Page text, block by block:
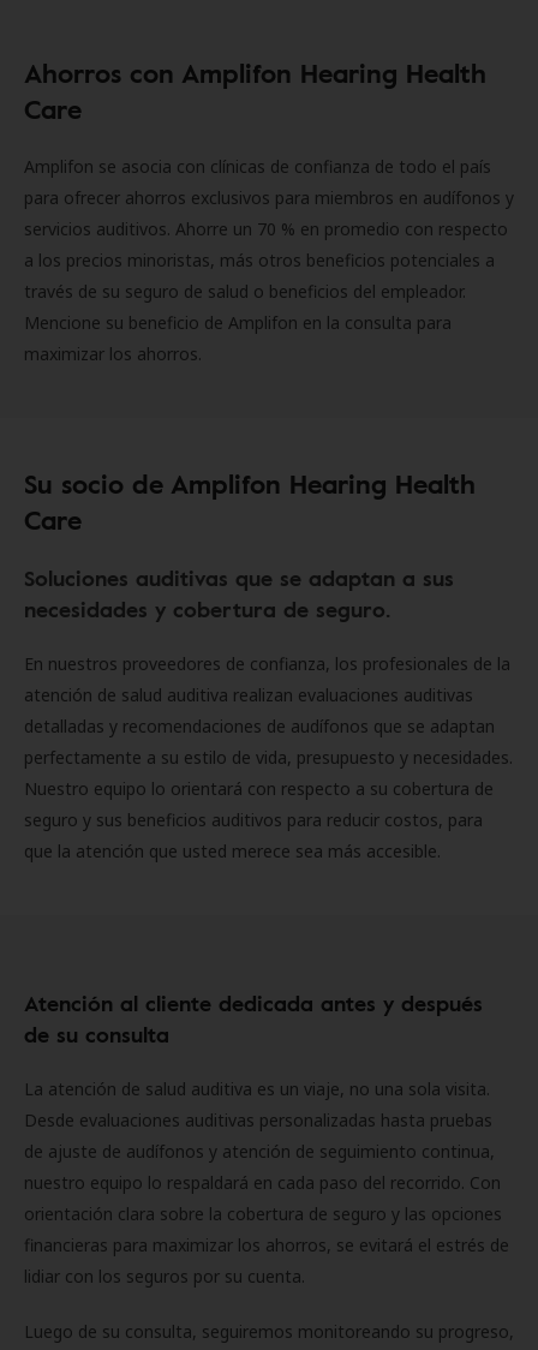
Ahorros con Amplifon Hearing Health
Care
Amplifon se asocia con clínicas de confianza de todo el país
para ofrecer ahorros exclusivos para miembros en audífonos y
servicios auditivos. Ahorre un 70 % en promedio con respecto
a los precios minoristas, más otros beneficios potenciales a
través de su seguro de salud o beneficios del empleador.
Mencione su beneficio de Amplifon en la consulta para
maximizar los ahorros.
Su socio de Amplifon Hearing Health
Care
Soluciones auditivas que se adaptan a sus
necesidades y cobertura de seguro.
En nuestros proveedores de confianza, los profesionales de la
atención de salud auditiva realizan evaluaciones auditivas
detalladas y recomendaciones de audífonos que se adaptan
perfectamente a su estilo de vida, presupuesto y necesidades.
Nuestro equipo lo orientará con respecto a su cobertura de
seguro y sus beneficios auditivos para reducir costos, para
que la atención que usted merece sea más accesible.
Atención al cliente dedicada antes y después
de su consulta
La atención de salud auditiva es un viaje, no una sola visita.
Desde evaluaciones auditivas personalizadas hasta pruebas
de ajuste de audífonos y atención de seguimiento continua,
nuestro equipo lo respaldará en cada paso del recorrido. Con
orientación clara sobre la cobertura de seguro y las opciones
financieras para maximizar los ahorros, se evitará el estrés de
lidiar con los seguros por su cuenta.
Luego de su consulta, seguiremos monitoreando su progreso,